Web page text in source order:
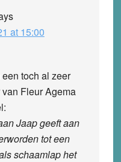
at 15:00
toch al zeer
Fleur Agema
Jaap geeft aan
tot een
schaamlap het